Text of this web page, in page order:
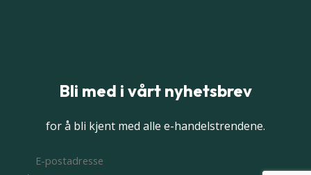
Bli med i vårt nyhetsbrev
for å bli kjent med alle e-handelstrendene.